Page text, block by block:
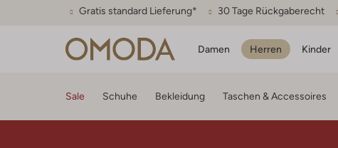
Gratis standard Lieferung* 30 Tage Rückgaberecht
Damen Herren Kinder
Sale Schuhe Bekleidung Taschen & Accessoires